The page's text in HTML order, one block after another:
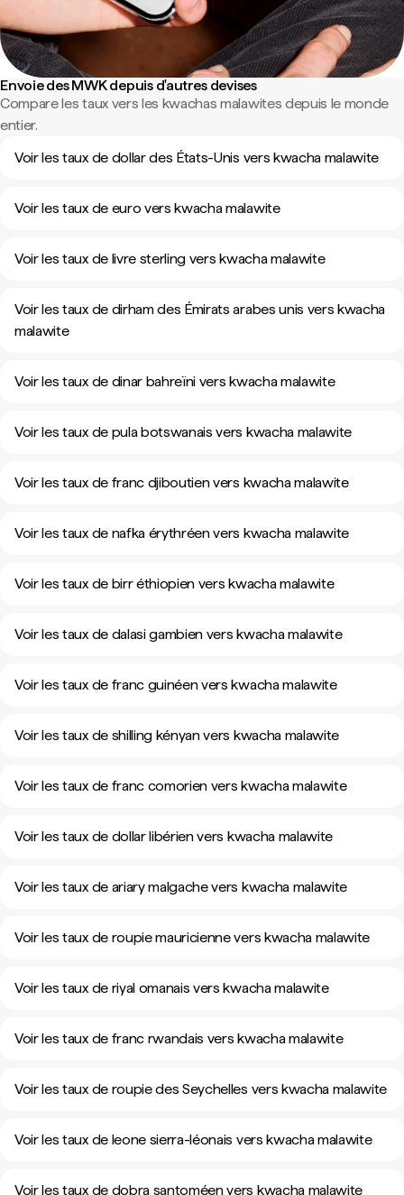
Envoie des MWK depuis d'autres devises
Compare les taux vers les kwachas malawites depuis le monde
entier.
Voir les taux de dollar des États-Unis vers kwacha malawite
Voir les taux de euro vers kwacha malawite
Voir les taux de livre sterling vers kwacha malawite
Voir les taux de dirham des Émirats arabes unis vers kwacha
malawite
Voir les taux de dinar bahreïni vers kwacha malawite
Voir les taux de pula botswanais vers kwacha malawite
Voir les taux de franc djiboutien vers kwacha malawite
Voir les taux de nafka érythréen vers kwacha malawite
Voir les taux de birr éthiopien vers kwacha malawite
Voir les taux de dalasi gambien vers kwacha malawite
Voir les taux de franc guinéen vers kwacha malawite
Voir les taux de shilling kényan vers kwacha malawite
Voir les taux de franc comorien vers kwacha malawite
Voir les taux de dollar libérien vers kwacha malawite
Voir les taux de ariary malgache vers kwacha malawite
Voir les taux de roupie mauricienne vers kwacha malawite
Voir les taux de riyal omanais vers kwacha malawite
Voir les taux de franc rwandais vers kwacha malawite
Voir les taux de roupie des Seychelles vers kwacha malawite
Voir les taux de leone sierra-léonais vers kwacha malawite
Voir les taux de dobra santoméen vers kwacha malawite